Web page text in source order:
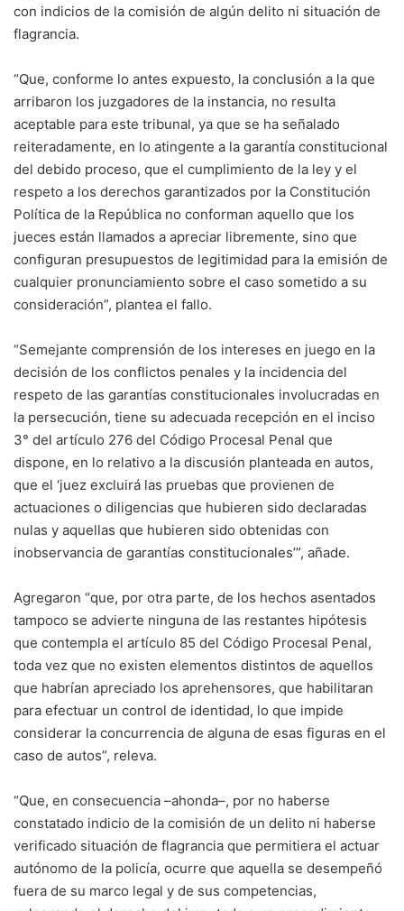
con indicios de la comisión de algún delito ni situación de
flagrancia.
“Que, conforme lo antes expuesto, la conclusión a la que
arribaron los juzgadores de la instancia, no resulta
aceptable para este tribunal, ya que se ha señalado
reiteradamente, en lo atingente a la garantía constitucional
del debido proceso, que el cumplimiento de la ley y el
respeto a los derechos garantizados por la Constitución
Política de la República no conforman aquello que los
jueces están llamados a apreciar libremente, sino que
configuran presupuestos de legitimidad para la emisión de
cualquier pronunciamiento sobre el caso sometido a su
consideración”, plantea el fallo.
“Semejante comprensión de los intereses en juego en la
decisión de los conflictos penales y la incidencia del
respeto de las garantías constitucionales involucradas en
la persecución, tiene su adecuada recepción en el inciso
3° del artículo 276 del Código Procesal Penal que
dispone, en lo relativo a la discusión planteada en autos,
que el ‘juez excluirá las pruebas que provienen de
actuaciones o diligencias que hubieren sido declaradas
nulas y aquellas que hubieren sido obtenidas con
inobservancia de garantías constitucionales’”, añade.
Agregaron “que, por otra parte, de los hechos asentados
tampoco se advierte ninguna de las restantes hipótesis
que contempla el artículo 85 del Código Procesal Penal,
toda vez que no existen elementos distintos de aquellos
que habrían apreciado los aprehensores, que habilitaran
para efectuar un control de identidad, lo que impide
considerar la concurrencia de alguna de esas figuras en el
caso de autos”, releva.
“Que, en consecuencia –ahonda–, por no haberse
constatado indicio de la comisión de un delito ni haberse
verificado situación de flagrancia que permitiera el actuar
autónomo de la policía, ocurre que aquella se desempeñó
fuera de su marco legal y de sus competencias,